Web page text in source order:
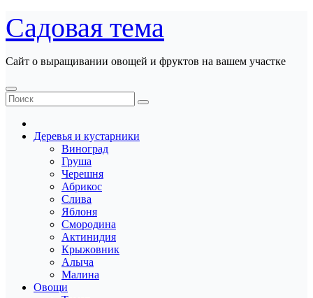
Перейти
к
содержанию
Садовая тема
Сайт о выращивании овощей и фруктов на вашем участке
Деревья и кустарники
Виноград
Груша
Черешня
Абрикос
Слива
Яблоня
Смородина
Актинидия
Крыжовник
Алыча
Малина
Овощи